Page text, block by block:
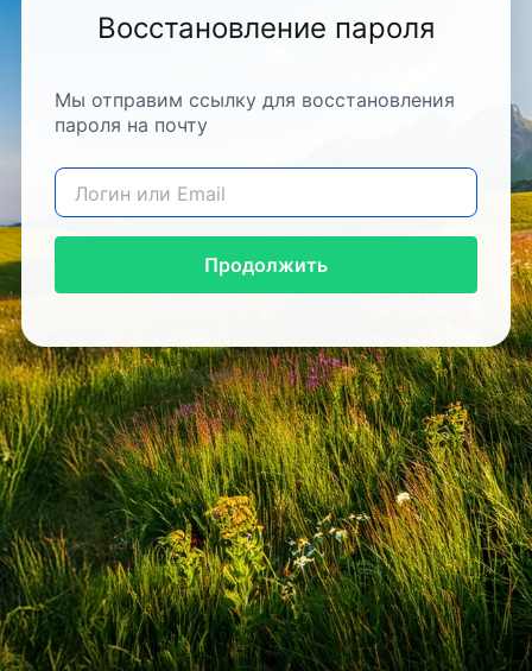
Восстановление пароля
Мы отправим ссылку для восстановления
пароля на почту
Продолжить